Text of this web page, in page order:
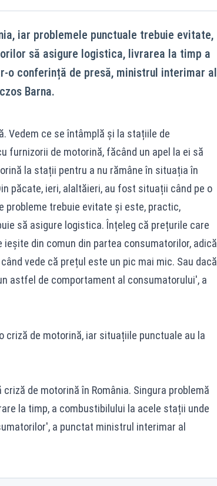
iar problemele punctuale trebuie evitate,
să asigure logistica, livrarea la timp a
o conferință de presă, ministrul interimar al
Barna.
Vedem ce se întâmplă și la stațiile de
furnizorii de motorină, făcând un apel la ei să
la stații pentru a nu rămâne în situația în
păcate, ieri, alaltăieri, au fost situații când pe o
probleme trebuie evitate și este, practic,
să asigure logistica. Înțeleg că prețurile care
din comun din partea consumatorilor, adică
vede că prețul este un pic mai mic. Sau dacă
astfel de comportament al consumatorului', a
criză de motorină, iar situațiile punctuale au la
de motorină în România. Singura problemă
la timp, a combustibilului la acele stații unde
a punctat ministrul interimar al